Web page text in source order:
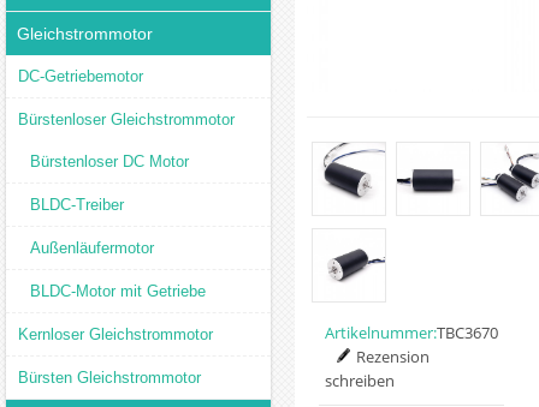
Gleichstrommotor
DC-Getriebemotor
Bürstenloser Gleichstrommotor
Bürstenloser DC Motor
BLDC-Treiber
Außenläufermotor
BLDC-Motor mit Getriebe
Kernloser Gleichstrommotor
Bürsten Gleichstrommotor
Artikelnummer:TBC3670
Rezension
schreiben